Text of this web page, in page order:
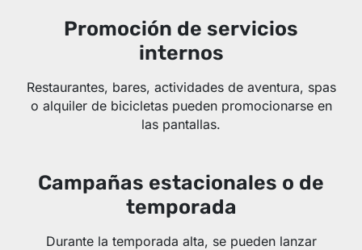
Promoción de servicios
internos
Restaurantes, bares, actividades de aventura, spas
o alquiler de bicicletas pueden promocionarse en
las pantallas.
Campañas estacionales o de
temporada
Durante la temporada alta, se pueden lanzar